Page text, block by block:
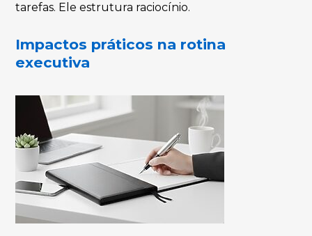
tarefas. Ele estrutura raciocínio.
Impactos práticos na rotina
executiva